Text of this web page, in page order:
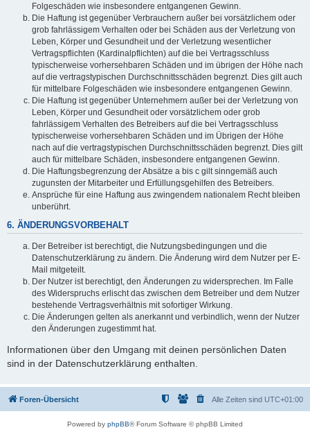
Folgeschäden wie insbesondere entgangenen Gewinn.
Die Haftung ist gegenüber Verbrauchern außer bei vorsätzlichem oder
grob fahrlässigem Verhalten oder bei Schäden aus der Verletzung von
Leben, Körper und Gesundheit und der Verletzung wesentlicher
Vertragspflichten (Kardinalpflichten) auf die bei Vertragsschluss
typischerweise vorhersehbaren Schäden und im übrigen der Höhe nach
auf die vertragstypischen Durchschnittsschäden begrenzt. Dies gilt auch
für mittelbare Folgeschäden wie insbesondere entgangenen Gewinn.
Die Haftung ist gegenüber Unternehmern außer bei der Verletzung von
Leben, Körper und Gesundheit oder vorsätzlichem oder grob
fahrlässigem Verhalten des Betreibers auf die bei Vertragsschluss
typischerweise vorhersehbaren Schäden und im Übrigen der Höhe
nach auf die vertragstypischen Durchschnittsschäden begrenzt. Dies gilt
auch für mittelbare Schäden, insbesondere entgangenen Gewinn.
Die Haftungsbegrenzung der Absätze a bis c gilt sinngemäß auch
zugunsten der Mitarbeiter und Erfüllungsgehilfen des Betreibers.
Ansprüche für eine Haftung aus zwingendem nationalem Recht bleiben
unberührt.
6. ÄNDERUNGSVORBEHALT
Der Betreiber ist berechtigt, die Nutzungsbedingungen und die
Datenschutzerklärung zu ändern. Die Änderung wird dem Nutzer per E-
Mail mitgeteilt.
Der Nutzer ist berechtigt, den Änderungen zu widersprechen. Im Falle
des Widerspruchs erlischt das zwischen dem Betreiber und dem Nutzer
bestehende Vertragsverhältnis mit sofortiger Wirkung.
Die Änderungen gelten als anerkannt und verbindlich, wenn der Nutzer
den Änderungen zugestimmt hat.
Informationen über den Umgang mit deinen persönlichen Daten
sind in der Datenschutzerklärung enthalten.
Foren-Übersicht Alle Zeiten sind UTC+01:00
Powered by phpBB® Forum Software © phpBB Limited